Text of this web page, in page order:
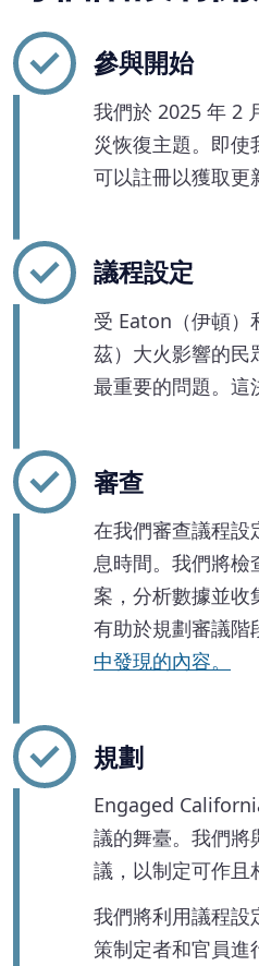
參與開始
我們於 2025 年 2
災恢復主題。即
可以註冊以獲取更
議程設定
受 Eaton（伊頓）
茲）大火影響的民
最重要的問題。這
審查
在我們審查議程設
息時間。我們將檢
案，分析數據並收
有助於規劃審議階
中發現的內容。
規劃
Engaged
議的舞臺。我們將
議，以制定可作且
我們將利用議程設
策制定者和官員進